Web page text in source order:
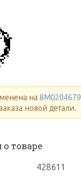
на 8M0204679
новой детали.
товаре
428611